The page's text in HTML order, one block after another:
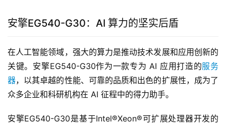
安擎EG540-G30：AI 算力的坚实后盾
在人工智能领域，强大的算力是推动技术发展和应用创新的
关键。安擎EG540-G30作为一款专为 AI 应用打造的服务
器，以其卓越的性能、可靠的品质和出色的扩展性，成为了
众多企业和科研机构在 AI 征程中的得力助手。
安擎EG540-G30是基于Intel®Xeon®可扩展处理器开发的